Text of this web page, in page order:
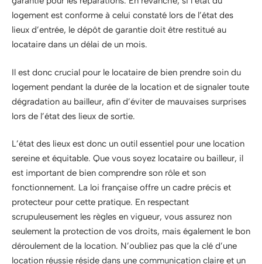
logement est conforme à celui constaté lors de l’état des
lieux d’entrée, le dépôt de garantie doit être restitué au
locataire dans un délai de un mois.
Il est donc crucial pour le locataire de bien prendre soin du
logement pendant la durée de la location et de signaler toute
dégradation au bailleur, afin d’éviter de mauvaises surprises
lors de l’état des lieux de sortie.
L’état des lieux est donc un outil essentiel pour une location
sereine et équitable. Que vous soyez locataire ou bailleur, il
est important de bien comprendre son rôle et son
fonctionnement. La loi française offre un cadre précis et
protecteur pour cette pratique. En respectant
scrupuleusement les règles en vigueur, vous assurez non
seulement la protection de vos droits, mais également le bon
déroulement de la location. N’oubliez pas que la clé d’une
location réussie réside dans une communication claire et un